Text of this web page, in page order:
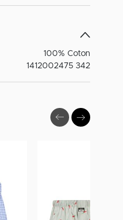
100% Coton
1412002475 342